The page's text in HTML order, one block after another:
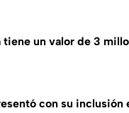
tiene un valor de 3
con su inclusión